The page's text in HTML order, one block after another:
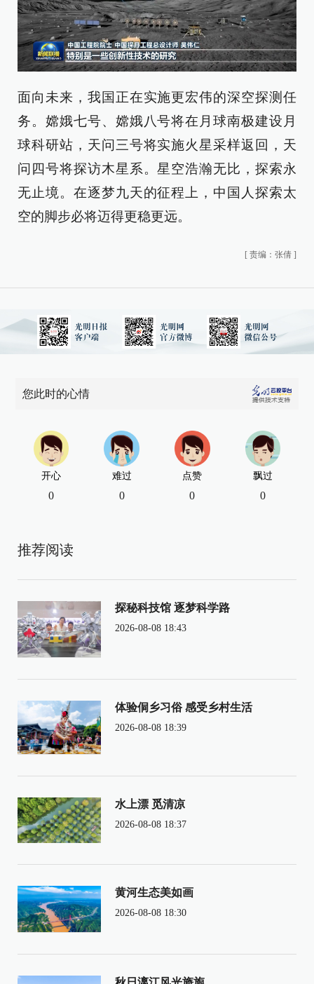
面向未来，我国正在实施更宏伟的深空探测任
务。嫦娥七号、嫦娥八号将在月球南极建设月
球科研站，天问三号将实施火星采样返回，天
问四号将探访木星系。星空浩瀚无比，探索永
无止境。在逐梦九天的征程上，中国人探索太
空的脚步必将迈得更稳更远。
[ 责编：张倩 ]
您此时的心情
开心
0
难过
0
点赞
0
飘过
0
推荐阅读
探秘科技馆 逐梦科学路
2026-08-08 18:43
体验侗乡习俗 感受乡村生活
2026-08-08 18:39
水上漂 觅清凉
2026-08-08 18:37
黄河生态美如画
2026-08-08 18:30